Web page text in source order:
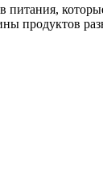
питания,
продуктов